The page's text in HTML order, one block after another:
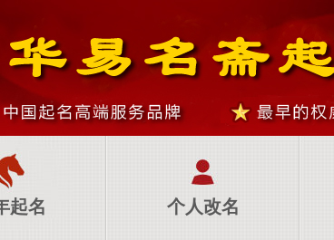
起名 个人改名